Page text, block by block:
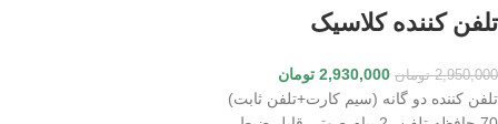
تلفن کننده کلاسیک
2,950,000 تومان 2,930,000 تومان
تلفن کننده دو گانه (سیم کارت+تلفن ثابت)